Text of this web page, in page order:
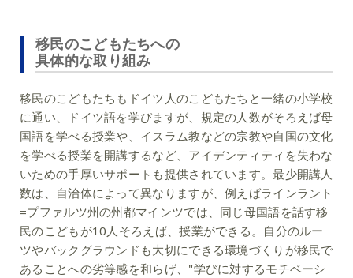
移民のこどもたちへの
具体的な取り組み
移民のこどもたちもドイツ人のこどもたちと一緒の小学校
に通い、ドイツ語を学びますが、規定の人数がそろえば母
国語を学べる授業や、イスラム教などの宗教や自国の文化
を学べる授業を開講するなど、アイデンティティを失わな
いための手厚いサポートも提供されています。最少開講人
数は、自治体によって異なりますが、例えばラインラント
=プファルツ州の州都マインツでは、同じ母国語を話す移
民のこどもが10人そろえば、授業ができる。自分のルー
ツやバックグラウンドも大切にできる環境づくりが移民で
あることへの劣等感を和らげ、"学びに対するモチベーシ